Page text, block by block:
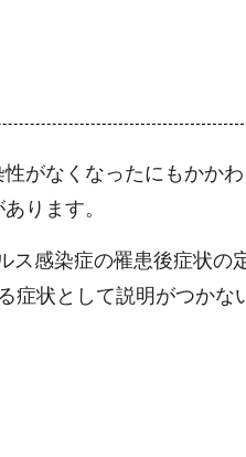
がなくなったにもかか
ります。
感染症の罹患後症状
症状として説明がつか